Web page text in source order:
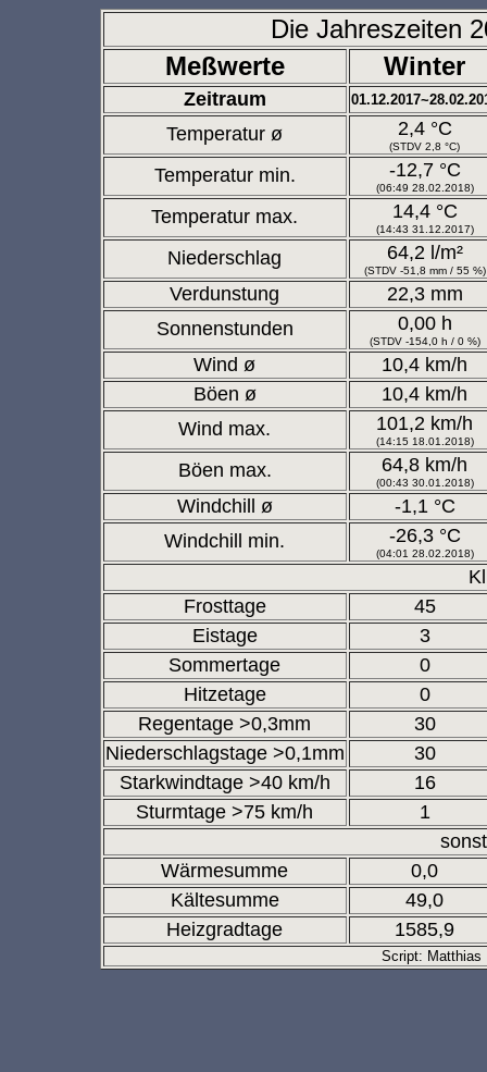
Die Jahreszeiten
Meßwerte
Winter
Zeitraum
Temperatur ø 2,4 °C
(STDV 2,8 °C)
Temperatur min. -12,7 °C
(06:49 28.02.2018)
Temperatur max. 14,4 °C
(14:43 31.12.2017)
Niederschlag 64,2 l/m²
(STDV -51,8 mm / 55 %)
Verdunstung
22,3 mm
Sonnenstunden
0,00 h
(STDV -154,0 h / 0 %)
Wind ø
10,4 km/h
Böen ø
10,4 km/h
Wind max.
101,2 km/h
(14:15 18.01.2018)
Böen max. 64,8 km/h
(00:43 30.01.2018)
Windchill ø
-1,1 °C
Windchill min.
-26,3 °C
(04:01 28.02.2018)
Frosttage
45
Eistage
3
Sommertage
0
Hitzetage
0
Regentage >0,3mm
30
Niederschlagstage >0,1mm
30
Starkwindtage >40 km/h
16
Sturmtage >75 km/h
1
Wärmesumme
0,0
Kältesumme
49,0
Heizgradtage
1585,9
Script: Matthias